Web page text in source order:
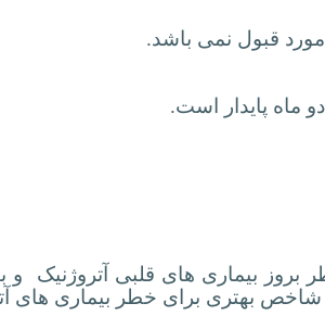
مورد قبول نمی باشد.
بروز بیماری های قلبی
شاخص بهتری برای خطر بیماری های